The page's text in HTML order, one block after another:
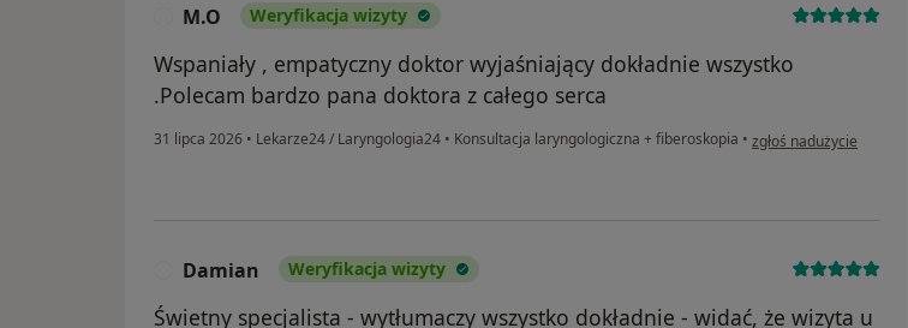
M.O Weryfikacja wizyty
Wspaniały , empatyczny doktor wyjaśniający dokładnie wszystko
.Polecam bardzo pana doktora z całego serca
31 lipca 2026 • Lekarze24 / Laryngologia24 • Konsultacja laryngologiczna + fiberoskopia • w opinii użytkownika M.O
zgłoś nadużycie
Damian Weryfikacja wizyty
Świetny specjalista - wytłumaczy wszystko dokładnie - widać, że wizyta u